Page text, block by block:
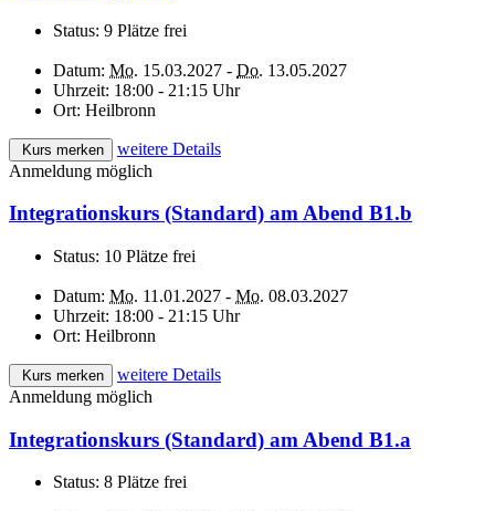
Status: 9 Plätze frei
Datum: Mo. 15.03.2027 - Do. 13.05.2027
Uhrzeit: 18:00 - 21:15 Uhr
Ort: Heilbronn
Kurs merken
weitere Details
Anmeldung möglich
Integrationskurs (Standard) am Abend B1.b
Status: 10 Plätze frei
Datum: Mo. 11.01.2027 - Mo. 08.03.2027
Uhrzeit: 18:00 - 21:15 Uhr
Ort: Heilbronn
Kurs merken
weitere Details
Anmeldung möglich
Integrationskurs (Standard) am Abend B1.a
Status: 8 Plätze frei